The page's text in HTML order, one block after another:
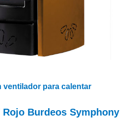
ventilador para calentar
Burdeos Symphony